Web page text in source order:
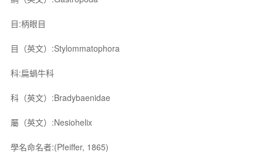
目:柄眼目
目（英文）:Stylommatophora
科:扁蝸牛科
科（英文）:Bradybaenidae
屬（英文）:Nesiohelix
學名命名者:(Pfeiffer, 1865)